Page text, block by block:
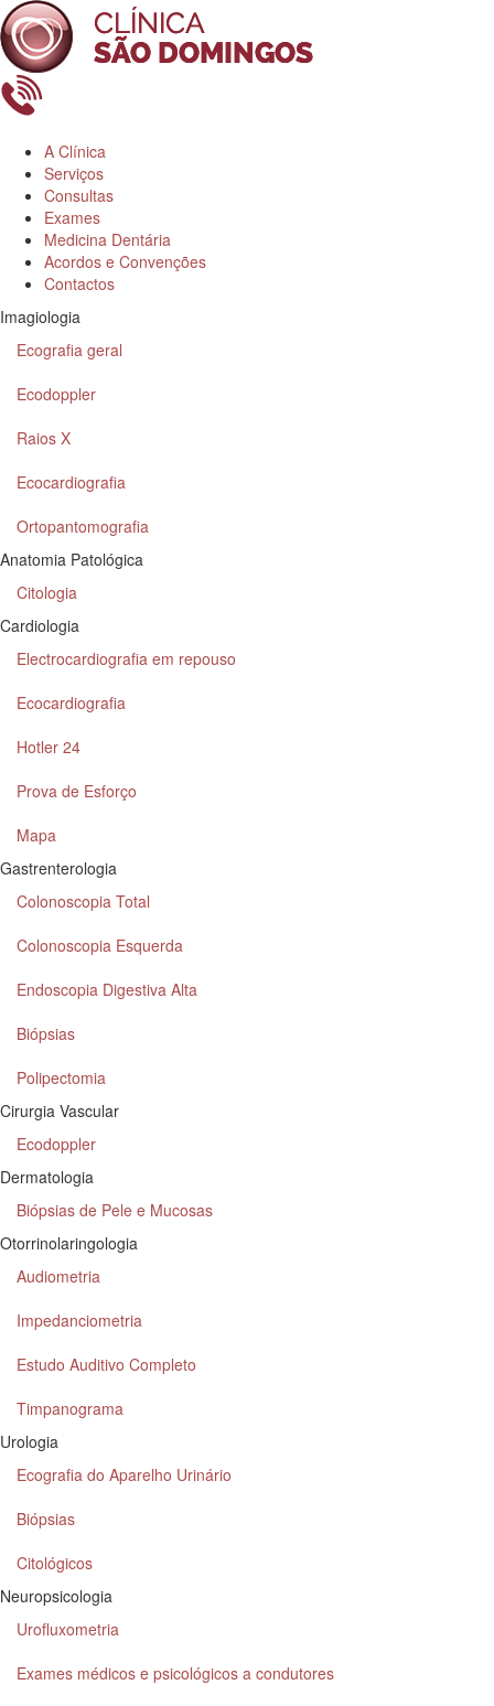
A Clínica
Serviços
Consultas
Exames
Medicina Dentária
Acordos e Convenções
Contactos
Imagiologia
Ecografia geral
Ecodoppler
Raios X
Ecocardiografia
Ortopantomografia
Anatomia Patológica
Citologia
Cardiologia
Electrocardiografia em repouso
Ecocardiografia
Hotler 24
Prova de Esforço
Mapa
Gastrenterologia
Colonoscopia Total
Colonoscopia Esquerda
Endoscopia Digestiva Alta
Biópsias
Polipectomia
Cirurgia Vascular
Ecodoppler
Dermatologia
Biópsias de Pele e Mucosas
Otorrinolaringologia
Audiometria
Impedanciometria
Estudo Auditivo Completo
Timpanograma
Urologia
Ecografia do Aparelho Urinário
Biópsias
Citológicos
Neuropsicologia
Urofluxometria
Exames médicos e psicológicos a condutores